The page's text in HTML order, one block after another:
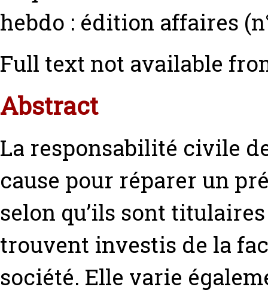
hebdo : édition affaires
Full text not available
Abstract
La responsabilité civile
cause pour réparer un
selon qu’ils sont
trouvent investis de la
société. Elle varie